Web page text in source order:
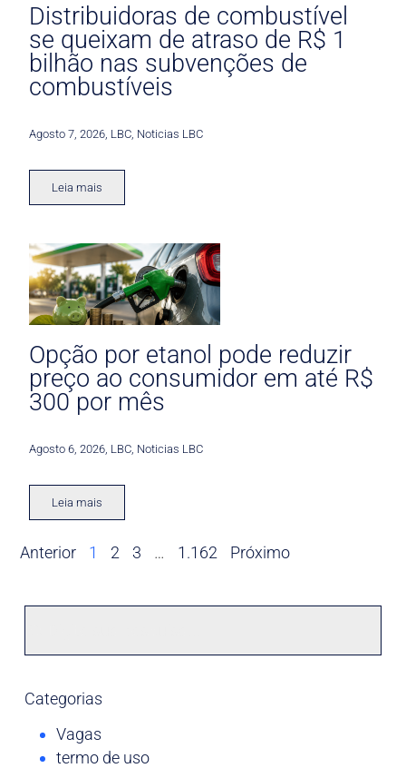
Distribuidoras de combustível
se queixam de atraso de R$ 1
bilhão nas subvenções de
combustíveis
Agosto 7, 2026 LBC Noticias LBC
Leia mais
Opção por etanol pode reduzir
preço ao consumidor em até R$
300 por mês
Agosto 6, 2026 LBC Noticias LBC
Leia mais
Anterior 1 2 3 … 1.162 Próximo
Categorias
Vagas
termo de uso